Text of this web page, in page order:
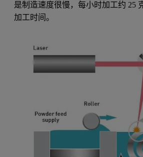
是制造速度很慢，每小时加工约 25
加工时间。